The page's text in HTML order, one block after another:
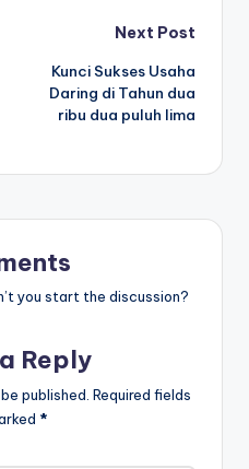
Next Post
Kunci Sukses Usaha
Daring di Tahun dua
ribu dua puluh lima
you start the discussion?
Reply
published. Required fields
*